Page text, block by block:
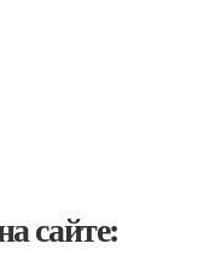
сайте: